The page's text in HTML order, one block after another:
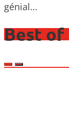
génial…
Best of